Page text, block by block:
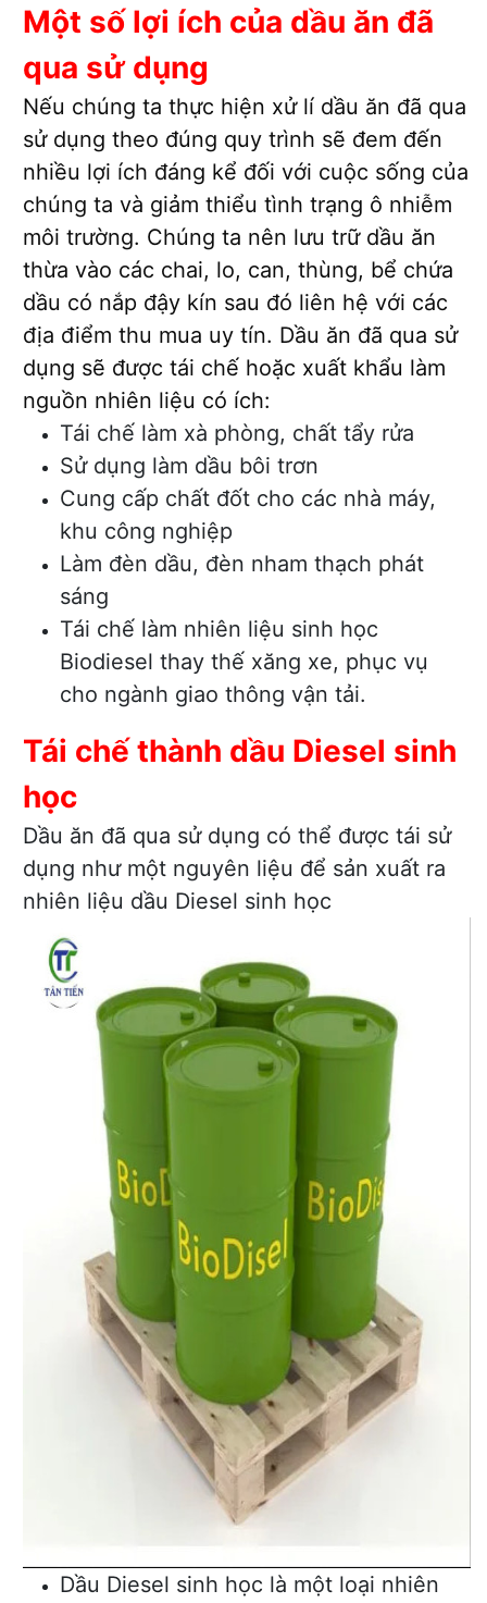
Một số lợi ích của dầu ăn đã
qua sử dụng
Nếu chúng ta thực hiện xử lí dầu ăn đã qua
sử dụng theo đúng quy trình sẽ đem đến
nhiều lợi ích đáng kể đối với cuộc sống của
chúng ta và giảm thiểu tình trạng ô nhiễm
môi trường. Chúng ta nên lưu trữ dầu ăn
thừa vào các chai, lo, can, thùng, bể chứa
dầu có nắp đậy kín sau đó liên hệ với các
địa điểm thu mua uy tín. Dầu ăn đã qua sử
dụng sẽ được tái chế hoặc xuất khẩu làm
nguồn nhiên liệu có ích:
Tái chế làm xà phòng, chất tẩy rửa
Sử dụng làm dầu bôi trơn
Cung cấp chất đốt cho các nhà máy,
khu công nghiệp
Làm đèn dầu, đèn nham thạch phát
sáng
Tái chế làm nhiên liệu sinh học
Biodiesel thay thế xăng xe, phục vụ
cho ngành giao thông vận tải.
Tái chế thành dầu Diesel sinh
học
Dầu ăn đã qua sử dụng có thể được tái sử
dụng như một nguyên liệu để sản xuất ra
nhiên liệu dầu Diesel sinh học
Dầu Diesel sinh học là một loại nhiên